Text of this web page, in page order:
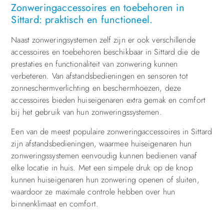
Zonweringaccessoires en toebehoren in
Sittard: praktisch en functioneel.
Naast zonweringsystemen zelf zijn er ook verschillende
accessoires en toebehoren beschikbaar in Sittard die de
prestaties en functionaliteit van zonwering kunnen
verbeteren. Van afstandsbedieningen en sensoren tot
zonneschermverlichting en beschermhoezen, deze
accessoires bieden huiseigenaren extra gemak en comfort
bij het gebruik van hun zonweringssystemen.
Een van de meest populaire zonweringaccessoires in Sittard
zijn afstandsbedieningen, waarmee huiseigenaren hun
zonweringssystemen eenvoudig kunnen bedienen vanaf
elke locatie in huis. Met een simpele druk op de knop
kunnen huiseigenaren hun zonwering openen of sluiten,
waardoor ze maximale controle hebben over hun
binnenklimaat en comfort.